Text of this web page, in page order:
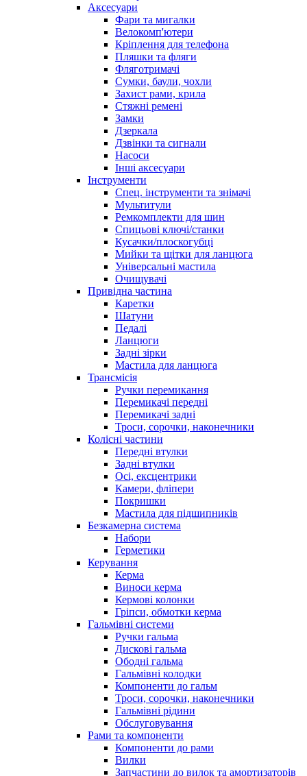
Аксесуари
Фари та мигалки
Велокомп'ютери
Кріплення для телефона
Пляшки та фляги
Фляготримачі
Сумки, баули, чохли
Захист рами, крила
Стяжні ремені
Замки
Дзеркала
Дзвінки та сигнали
Насоси
Інші аксесуари
Інструменти
Спец. інструменти та знімачі
Мультитули
Ремкомплекти для шин
Спицьові ключі/станки
Кусачки/плоскогубці
Мийки та щітки для ланцюга
Універсальні мастила
Очищувачі
Привідна частина
Каретки
Шатуни
Педалі
Ланцюги
Задні зірки
Мастила для ланцюга
Трансмісія
Ручки перемикання
Перемикачі передні
Перемикачі задні
Троси, сорочки, наконечники
Колісні частини
Передні втулки
Задні втулки
Осі, ексцентрики
Камери, фліпери
Покришки
Мастила для підшипників
Безкамерна система
Набори
Герметики
Керування
Керма
Виноси керма
Кермові колонки
Гріпси, обмотки керма
Гальмівні системи
Ручки гальма
Дискові гальма
Ободні гальма
Гальмівні колодки
Компоненти до гальм
Троси, сорочки, наконечники
Гальмівні рідини
Обслуговування
Рами та компоненти
Компоненти до рами
Вилки
Запчастини до вилок та амортизаторів